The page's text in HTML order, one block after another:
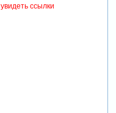
увидеть ссылки